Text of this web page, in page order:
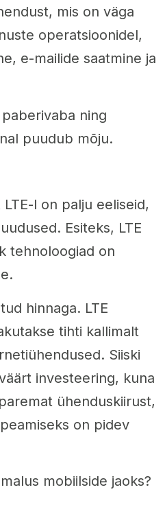
mis on väga
operatsioonidel,
e-mailide saatmine ja
ning
puudub mõju.
l on palju eeliseid,
Esiteks, LTE
tehnoloogiad on
hinnaga. LTE
tihti kallimalt
Siiski
investeering, kuna
ühenduskiirust,
on pidev
mobiilside jaoks?